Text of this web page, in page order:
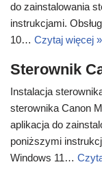
do zainstalowania
instrukcjami.
10… Czytaj więcej »
Sterownik
Instalacja
sterownika Canon
aplikacja do
poniższymi
Windows 11…